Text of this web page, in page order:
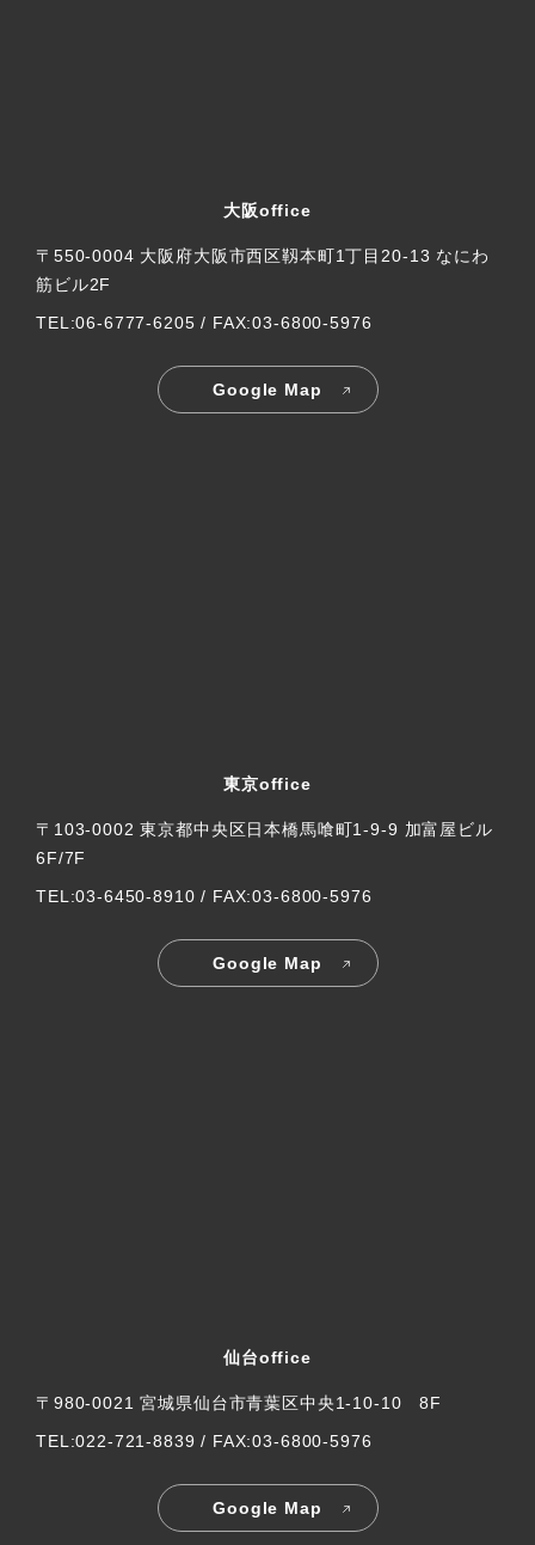
大阪office
〒550-0004 大阪府大阪市西区靱本町1丁目20-13 なにわ
筋ビル2F
TEL:06-6777-6205 / FAX:03-6800-5976
Google Map
東京office
〒103-0002 東京都中央区日本橋馬喰町1-9-9 加富屋ビル
6F/7F
TEL:03-6450-8910 / FAX:03-6800-5976
Google Map
仙台office
〒980-0021 宮城県仙台市青葉区中央1-10-10 8F
TEL:022-721-8839 / FAX:03-6800-5976
Google Map